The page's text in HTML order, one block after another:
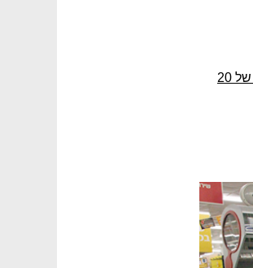
האוצר: הרווחיות של 10 חברות המזון הגדולות עמדה על 12.7% ב-2016 - שיא של 20